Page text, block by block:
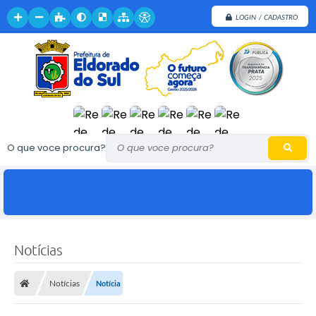
LOGIN / CADASTRO
O que voce procura?
Notícias
Notícias Notícia